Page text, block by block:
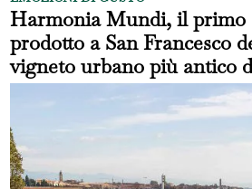
Harmonia Mundi, il primo
prodotto a San Francesco
vigneto urbano più antico